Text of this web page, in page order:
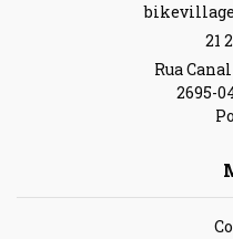
21
Rua
2695-